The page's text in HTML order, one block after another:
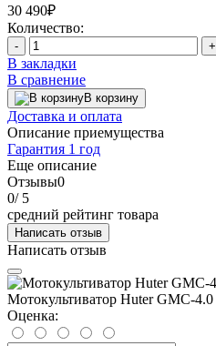
30 490₽
Количество:
- +
В закладки
В сравнение
В корзину
Доставка и оплата
Описание приемущества
Гарантия 1 год
Еще описание
Отзывы0
0/ 5
средний рейтинг товара
Написать отзыв
Написать отзыв
Мотокультиватор Huter GMC-4.0
Оценка: